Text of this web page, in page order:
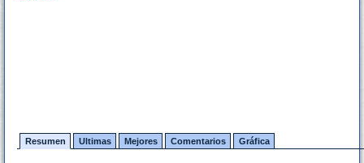
Resumen Ultimas Mejores Comentarios Gráfica